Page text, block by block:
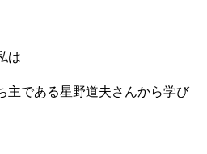
は
主である星野道夫さんから学び